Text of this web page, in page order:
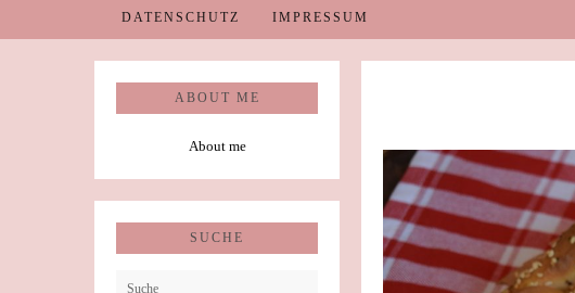
DATENSCHUTZ IMPRESSUM
ABOUT ME
About me
SUCHE